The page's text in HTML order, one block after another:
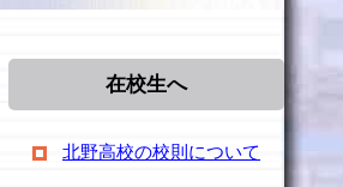
在校生へ
北野高校の校則について